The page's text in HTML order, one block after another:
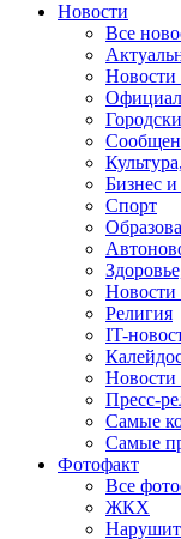
Новости
Все
Новости
Бизнес
Спорт
Новости
Религия
IT-
Новости
Пресс-
Самые
Самые
Фотофакт
Все
ЖКХ